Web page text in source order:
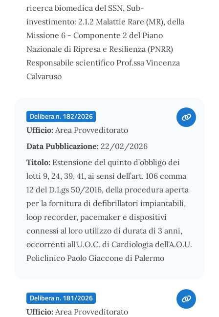
ricerca biomedica del SSN, Sub-
investimento: 2.1.2 Malattie Rare (MR), della
Missione 6 - Componente 2 del Piano
Nazionale di Ripresa e Resilienza (PNRR)
Responsabile scientifico Prof.ssa Vincenza
Calvaruso
Delibera n. 182/2026
Ufficio: Area Provveditorato
Data Pubblicazione: 22/02/2026
Titolo: Estensione del quinto d’obbligo dei
lotti 9, 24, 39, 41, ai sensi dell’art. 106 comma
12 del D.Lgs 50/2016, della procedura aperta
per la fornitura di defibrillatori impiantabili,
loop recorder, pacemaker e dispositivi
connessi al loro utilizzo di durata di 3 anni,
occorrenti all'U.O.C. di Cardiologia dell'A.O.U.
Policlinico Paolo Giaccone di Palermo
Delibera n. 181/2026
Ufficio: Area Provveditorato